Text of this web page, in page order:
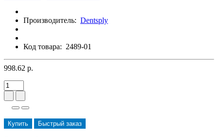
Производитель: Dentsply
Код товара: 2489-01
998.62 р.
Купить Быстрый заказ